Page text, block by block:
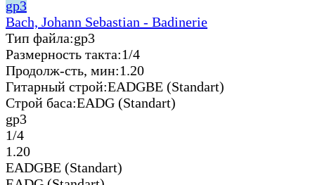
gp3
Bach, Johann Sebastian - Badinerie
Тип файла:gp3
Размерность такта:1/4
Продолж-сть, мин:1.20
Гитарный строй:EADGBE (Standart)
Строй баса:EADG (Standart)
gp3
1/4
1.20
EADGBE (Standart)